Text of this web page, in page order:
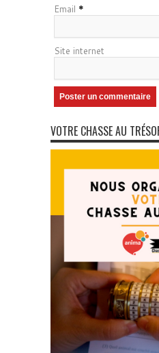
Email *
Site internet
VOTRE CHASSE AU